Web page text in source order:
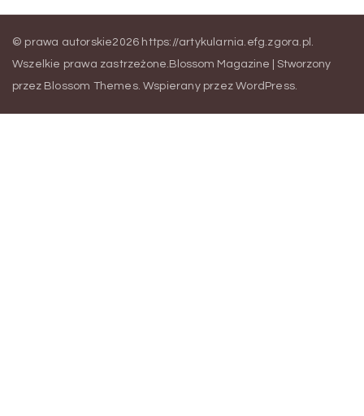
© prawa autorskie2026 https://artykularnia.efg.zgora.pl .
Wszelkie prawa zastrzeżone. Blossom Magazine | Stworzony
przez Blossom Themes. Wspierany przezWordPress.